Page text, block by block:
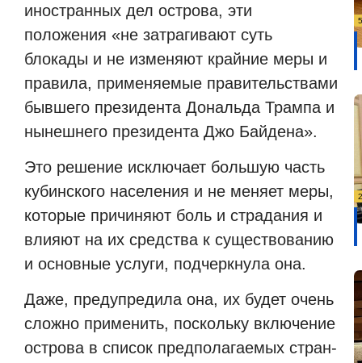
иностранных дел острова, эти
положения «не затрагивают суть
блокады и не изменяют крайние меры и
правила, применяемые правительствами
бывшего президента Дональда Трампа и
нынешнего президента Джо Байдена».
Это решение исключает большую часть
кубинского населения и не меняет меры,
которые причиняют боль и страдания и
влияют на их средства к существованию
и основные услуги, подчеркнула она.
Даже, предупредила она, их будет очень
сложно применить, поскольку включение
острова в список предполагаемых стран-